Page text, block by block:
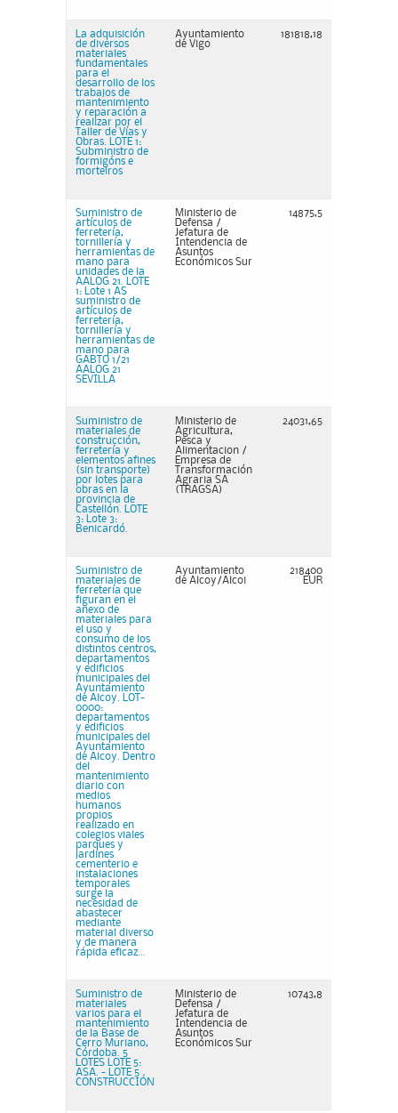
La adquisición
de diversos
materiales
fundamentales
para el
desarrollo de los
trabajos de
mantenimiento
y reparación a
realizar por el
Taller de Vías y
Obras. LOTE 1:
Subministro de
formigóns e
morteiros
Ayuntamiento
de Vigo
181818,18
Suministro de
artículos de
ferretería,
tornillería y
herramientas de
mano para
unidades de la
AALOG 21. LOTE
1: Lote 1 AS
suministro de
artículos de
ferretería,
tornillería y
herramientas de
mano para
GABTO 1/21
AALOG 21
SEVILLA
Ministerio de
Defensa /
Jefatura de
Intendencia de
Asuntos
Económicos Sur
14875,5
Suministro de
materiales de
construcción,
ferretería y
elementos afines
(sin transporte)
por lotes para
obras en la
provincia de
Castellón. LOTE
3: Lote 3:
Benicardó.
Ministerio de
Agricultura,
Pesca y
Alimentacion /
Empresa de
Transformación
Agraria SA
(TRAGSA)
24031,65
Suministro de
materiales de
ferretería que
figuran en el
anexo de
materiales para
el uso y
consumo de los
distintos centros,
departamentos
y edificios
municipales del
Ayuntamiento
de Alcoy. LOT-
0000:
departamentos
y edificios
municipales del
Ayuntamiento
de Alcoy. Dentro
del
mantenimiento
diario con
medios
humanos
propios
realizado en
colegios viales
parques y
jardines
cementerio e
instalaciones
temporales
surge la
necesidad de
abastecer
mediante
material diverso
y de manera
rápida eficaz...
Ayuntamiento
de Alcoy/Alcoi
218400
EUR
Suministro de
materiales
varios para el
mantenimiento
de la Base de
Cerro Muriano,
Córdoba. 5
LOTES LOTE 5:
ASA. - LOTE 5
CONSTRUCCIÓN
Ministerio de
Defensa /
Jefatura de
Intendencia de
Asuntos
Económicos Sur
10743,8